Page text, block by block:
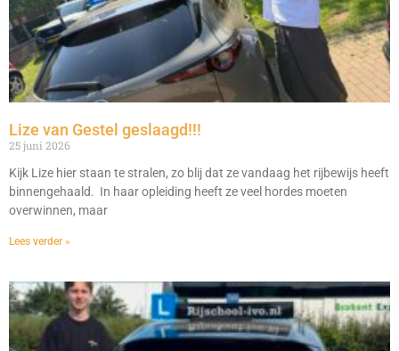
Lize van Gestel geslaagd!!!
25 juni 2026
Kijk Lize hier staan te stralen, zo blij dat ze vandaag het rijbewijs heeft
binnengehaald. In haar opleiding heeft ze veel hordes moeten
overwinnen, maar
Lees verder »